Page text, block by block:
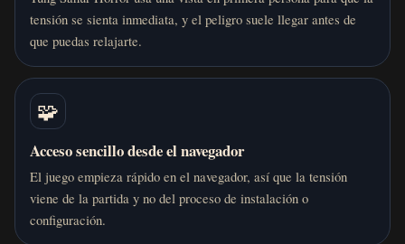
tensión se sienta inmediata, y el peligro suele llegar antes de
que puedas relajarte.
🧩
Acceso sencillo desde el navegador
El juego empieza rápido en el navegador, así que la tensión
viene de la partida y no del proceso de instalación o
configuración.